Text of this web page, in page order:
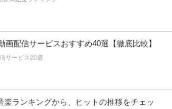
画配信サービスおすすめ40選【徹底比較】
サービス20選
楽ランキングから、ヒットの推移をチェッ